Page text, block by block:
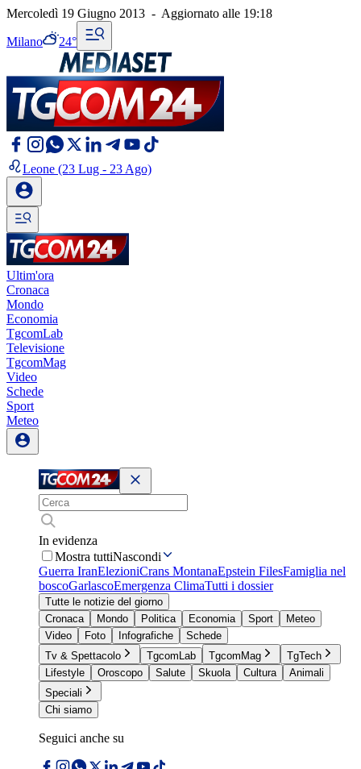
Mercoledì 19 Giugno 2013 - Aggiornato alle 19:18
Milano 24°
Leone (23 Lug - 23 Ago)
Ultim'ora
Cronaca
Mondo
Economia
TgcomLab
Televisione
TgcomMag
Video
Schede
Sport
Meteo
In evidenza
Mostra tuttiNascondi
Guerra IranElezioniCrans MontanaEpstein FilesFamiglia nel
boscoGarlascoEmergenza ClimaTutti i dossier
Tutte le notizie del giorno
Cronaca
Mondo Politica Economia Sport
Meteo
Video
Foto Infografiche
Schede
Tv & Spettacolo
TgcomLab TgcomMag
TgTech
Lifestyle
Oroscopo Salute Skuola Cultura
Animali
Speciali
Chi siamo
Seguici anche su